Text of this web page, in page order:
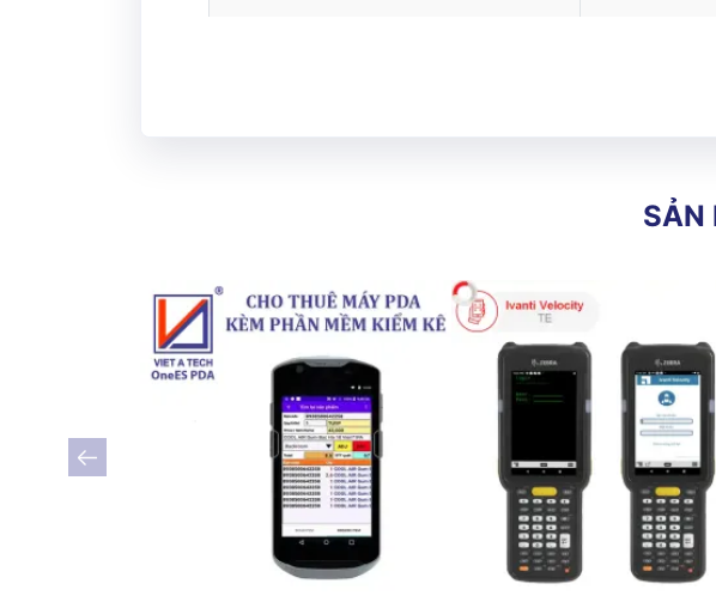
Nhiệt độ hoạt động
0 - 95%
Độ bền Cho phép
Chuẩn môi trường khắc nghiệt
SẢN